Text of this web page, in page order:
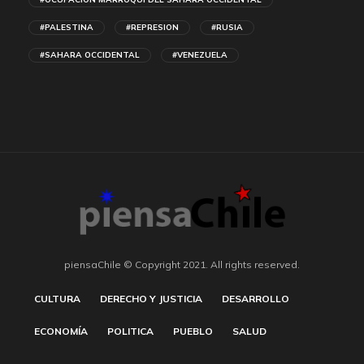
#PALESTINA #REPRESION #RUSIA
#SAHARA OCCIDENTAL #VENEZUELA
piensaChile © Copyright 2021. All rights reserved.
CULTURA DERECHO Y JUSTICIA DESARROLLO
ECONOMÍA POLITICA PUEBLO SALUD